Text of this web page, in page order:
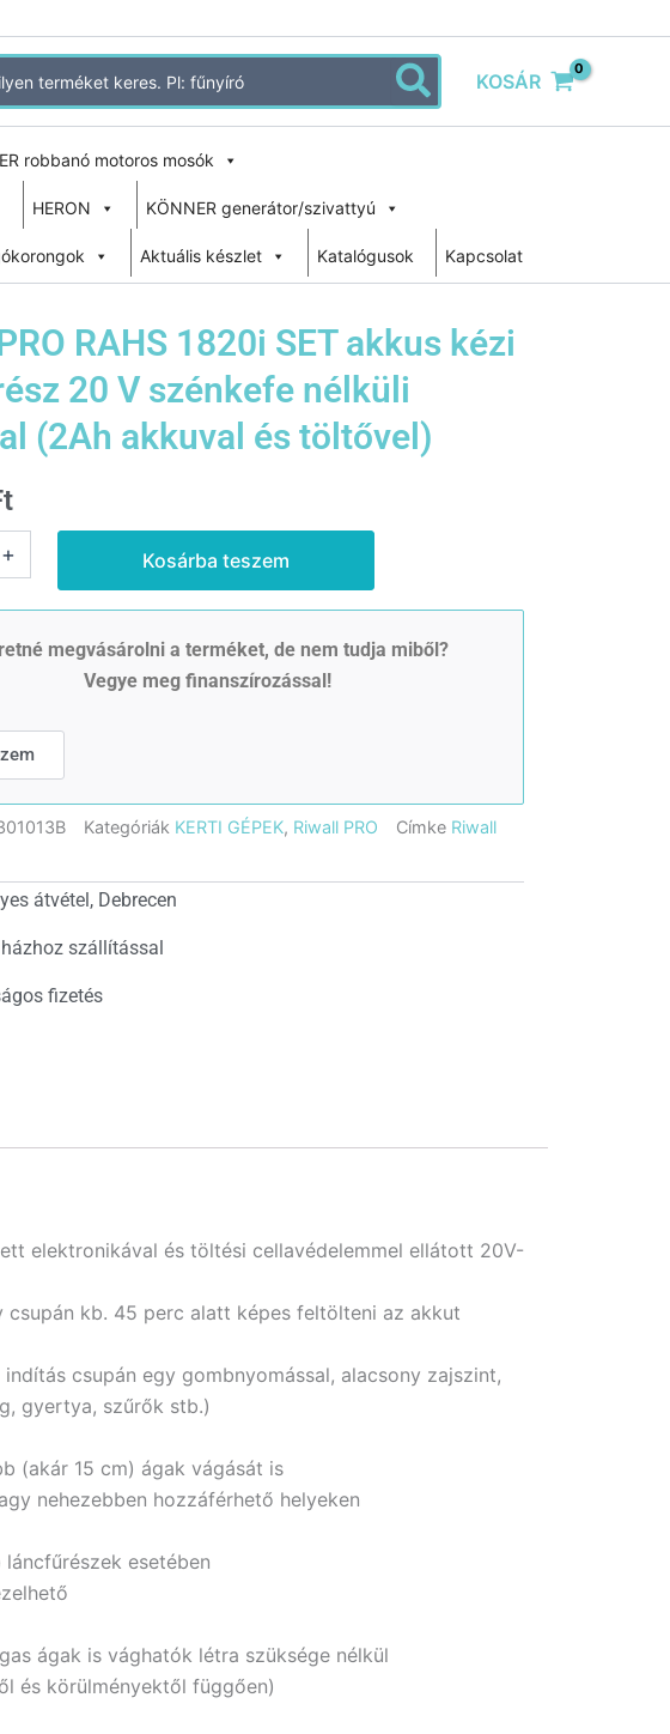
KOSÁR
robbanó motoros mosók
HERON KÖNNER generátor/szivattyú
Aktuális készlet Katalógusok Kapcsolat
RAHS 1820i SET akkus kézi
20 V szénkefe nélküli
(2Ah akkuval és töltővel)
+ Kosárba teszem
megvásárolni a terméket, de nem tudja miből?
Vegye meg finanszírozással!
Kategóriák KERTI GÉPEK, Riwall PRO Címke Riwall
átvétel, Debrecen
szállítással
fizetés
elektronikával és töltési cellavédelemmel ellátott 20V-
kb. 45 perc alatt képes feltölteni az akkut
csupán egy gombnyomással, alacsony zajszint,
gyertya, szűrők stb.)
(akár 15 cm) ágak vágását is
nehezebben hozzáférhető helyeken
esetében
ágak is vághatók létra szüksége nélkül
és körülményektől függően)